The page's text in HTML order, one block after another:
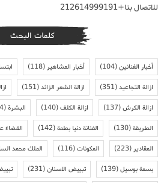
للاتصال بنا+212614999191
كلمات البحث
أخبار الفنانين(104) أخبار المشاهير(118)
ازالة التجاعيد(351) ازالة الشعر الزائد(151)
ازالة الكرش(137) ازالة الكلف(140) البشرة(194)
الطريقة(130) الفنانة دنيا بطمة(142) القضاء
المقادير(223) المكونات(116) الملك محمد
بسمة بوسيل(139) تبييض الاسنان(231)